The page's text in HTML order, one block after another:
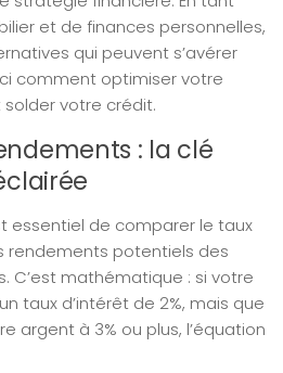
et de finances personnelles,
qui peuvent s’avérer
comment optimiser votre
votre crédit.
: la clé
essentiel de comparer le taux
rendements potentiels des
C’est mathématique : si votre
taux d’intérêt de 2%, mais que
argent à 3% ou plus, l’équation